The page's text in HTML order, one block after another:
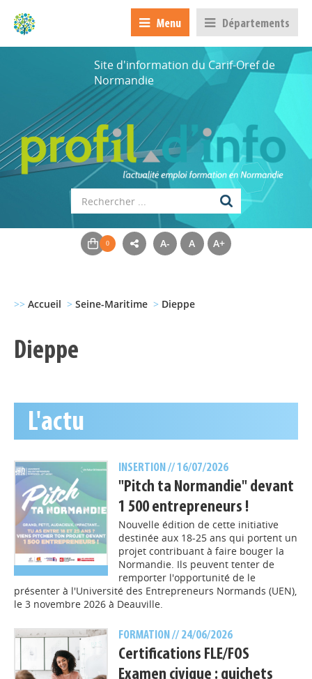
Menu Départements
Site d'information du Carif-Oref de
Normandie
A- A A+
>> Accueil > Seine-Maritime > Dieppe
Dieppe
L'actu
INSERTION // 16/07/2026
"Pitch ta Normandie" devant
1 500 entrepreneurs !
Nouvelle édition de cette initiative
destinée aux 18-25 ans qui portent un
projet contribuant à faire bouger la
Normandie. Ils peuvent tenter de
remporter l'opportunité de le
présenter à l'Université des Entrepreneurs Normands (UEN),
le 3 novembre 2026 à Deauville.
FORMATION // 24/06/2026
Certifications FLE/FOS
Examen civique : guichets